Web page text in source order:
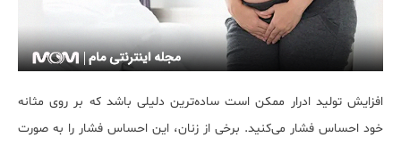
افزایش تولید ادرار ممکن است ساده‎‌ترین دلیلی باشد که بر روی مثانه
خود احساس فشار می‌‎کنید. برخی از زنان، این احساس فشار را به صورت